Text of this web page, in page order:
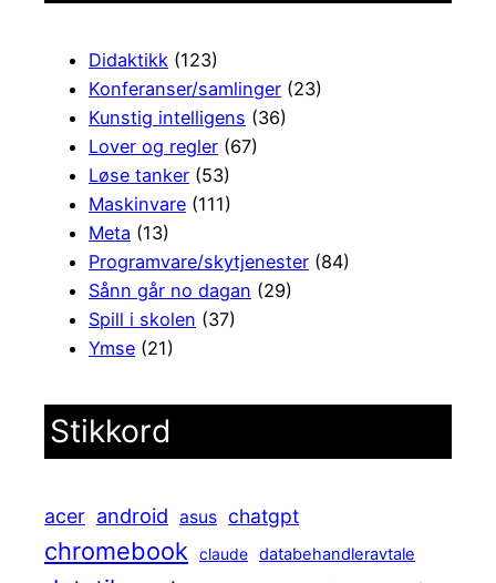
Didaktikk (123)
Konferanser/samlinger (23)
Kunstig intelligens (36)
Lover og regler (67)
Løse tanker (53)
Maskinvare (111)
Meta (13)
Programvare/skytjenester (84)
Sånn går no dagan (29)
Spill i skolen (37)
Ymse (21)
Stikkord
acer android asus chatgpt
chromebook claude databehandleravtale